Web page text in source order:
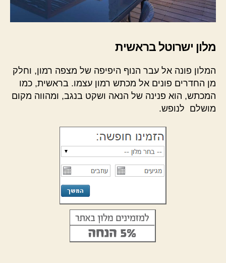
מלון ישרוטל בראשית
המלון פונה אל עבר הנוף היפיפה של מצפה רמון, וחלק
מן החדרים פונים אל מכתש רמון עצמו. בראשית, כמו
המכתש, הוא פנינה של הנאה ושקט בנגב, ומהווה מקום
מושלם לנופש.